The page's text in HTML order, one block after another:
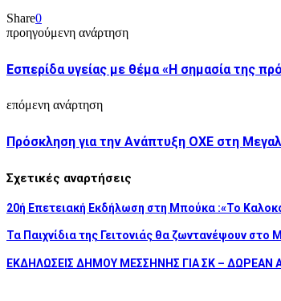
Share0
προηγούμενη ανάρτηση
Εσπερίδα υγείας με θέμα «Η σημασία της
επόμενη ανάρτηση
Πρόσκληση για την Ανάπτυξη ΟΧΕ στη
Σχετικές αναρτήσεις
20ή Επετειακή Εκδήλωση στη Μπούκα :«Το
Τα Παιχνίδια της Γειτονιάς θα ζωντανέψουν στο
ΕΚΔΗΛΩΣΕΙΣ ΔΗΜΟΥ ΜΕΣΣΗΝΗΣ ΓΙΑ ΣΚ – ΔΩΡΕΑΝ